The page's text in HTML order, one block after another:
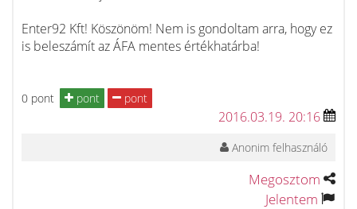
Enter92 Kft! Köszönöm! Nem is gondoltam arra, hogy ez
is beleszámít az ÁFA mentes értékhatárba!
0 pont pont pont
2016.03.19. 20:16
Anonim felhasználó
Megosztom
Jelentem